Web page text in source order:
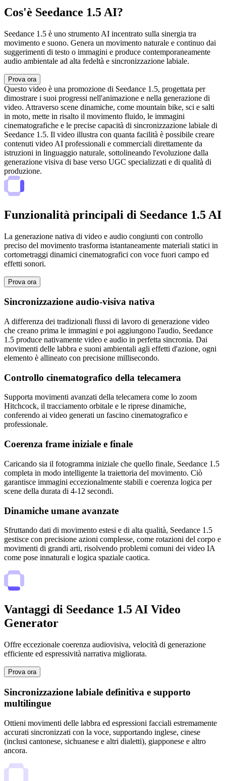
Cos'è Seedance 1.5 AI?
Seedance 1.5 è uno strumento AI incentrato sulla sinergia tra
movimento e suono. Genera un movimento naturale e continuo dai
suggerimenti di testo o immagini e produce contemporaneamente
audio ambientale ad alta fedeltà e sincronizzazione labiale.
Prova ora
Questo video è una promozione di Seedance 1.5, progettata per
dimostrare i suoi progressi nell'animazione e nella generazione di
video. Attraverso scene dinamiche, come mountain bike, sci e salti
in moto, mette in risalto il movimento fluido, le immagini
cinematografiche e le precise capacità di sincronizzazione labiale di
Seedance 1.5. Il video illustra con quanta facilità è possibile creare
contenuti video AI professionali e commerciali direttamente da
istruzioni in linguaggio naturale, sottolineando l'evoluzione dalla
generazione visiva di base verso UGC specializzati e di qualità di
produzione.
Funzionalità principali di Seedance 1.5 AI
La generazione nativa di video e audio congiunti con controllo
preciso del movimento trasforma istantaneamente materiali statici in
cortometraggi dinamici cinematografici con voce fuori campo ed
effetti sonori.
Prova ora
Sincronizzazione audio-visiva nativa
A differenza dei tradizionali flussi di lavoro di generazione video
che creano prima le immagini e poi aggiungono l'audio, Seedance
1.5 produce nativamente video e audio in perfetta sincronia. Dai
movimenti delle labbra e suoni ambientali agli effetti d'azione, ogni
elemento è allineato con precisione millisecondo.
Controllo cinematografico della telecamera
Supporta movimenti avanzati della telecamera come lo zoom
Hitchcock, il tracciamento orbitale e le riprese dinamiche,
conferendo ai video generati un fascino cinematografico e
professionale.
Coerenza frame iniziale e finale
Caricando sia il fotogramma iniziale che quello finale, Seedance 1.5
completa in modo intelligente la traiettoria del movimento. Ciò
garantisce immagini eccezionalmente stabili e coerenza logica per
scene della durata di 4-12 secondi.
Dinamiche umane avanzate
Sfruttando dati di movimento estesi e di alta qualità, Seedance 1.5
gestisce con precisione azioni complesse, come rotazioni del corpo e
movimenti di grandi arti, risolvendo problemi comuni dei video IA
come pose innaturali e logica spaziale caotica.
Vantaggi di Seedance 1.5 AI Video
Generator
Offre eccezionale coerenza audiovisiva, velocità di generazione
efficiente ed espressività narrativa migliorata.
Prova ora
Sincronizzazione labiale definitiva e supporto
multilingue
Ottieni movimenti delle labbra ed espressioni facciali estremamente
accurati sincronizzati con la voce, supportando inglese, cinese
(inclusi cantonese, sichuanese e altri dialetti), giapponese e altro
ancora.